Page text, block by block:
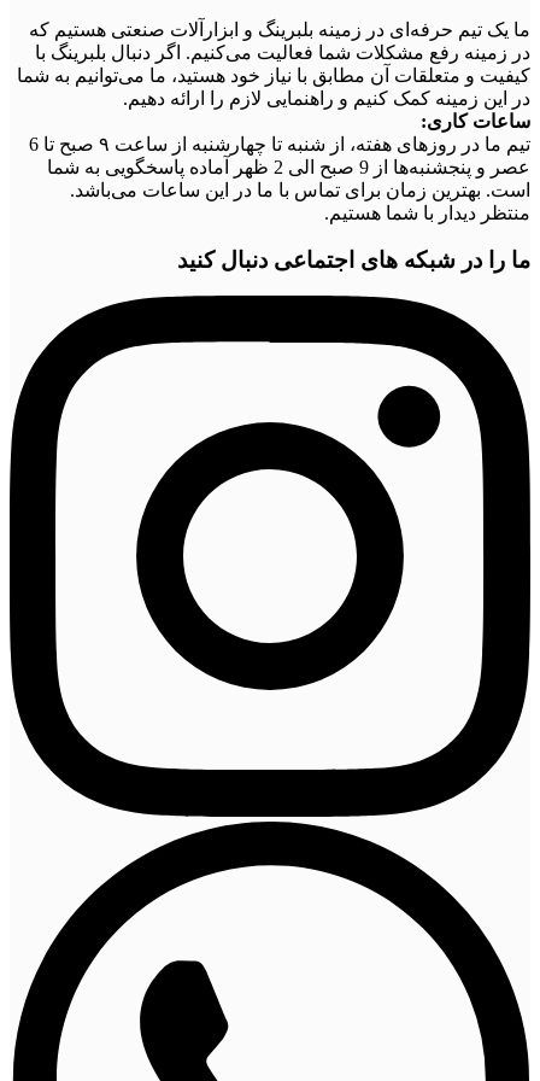
ما یک تیم حرفه‌ای در زمینه بلبرینگ و ابزارآلات صنعتی هستیم که
در زمینه رفع مشکلات شما فعالیت می‌کنیم. اگر دنبال بلبرینگ با
کیفیت و متعلقات آن مطابق با نیاز خود هستید، ما می‌توانیم به شما
در این زمینه کمک کنیم و راهنمایی لازم را ارائه دهیم.
ساعات کاری:
تیم ما در روزهای هفته، از شنبه تا چهارشنبه از ساعت ۹ صبح تا 6
عصر و پنجشنبه‌ها از 9 صبح الی 2 ظهر آماده پاسخگویی به شما
است. بهترین زمان برای تماس با ما در این ساعات می‌باشد.
منتظر دیدار با شما هستیم.
ما را در شبکه های اجتماعی دنبال کنید